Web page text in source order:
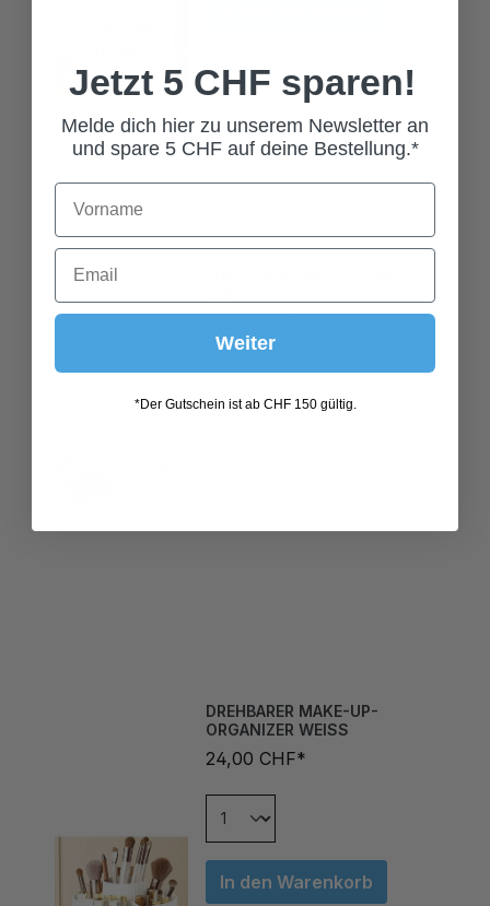
EDELSTAHL PINZETTE MIT
8,00 CHF*
ORGANIZER WEISS
24,00 CHF*
In den Warenkorb
Jetzt 5 CHF sparen!
Melde dich hier zu unserem Newsletter an
und spare 5 CHF auf deine Bestellung.*
Weiter
*Der Gutschein ist ab CHF 150 gültig.